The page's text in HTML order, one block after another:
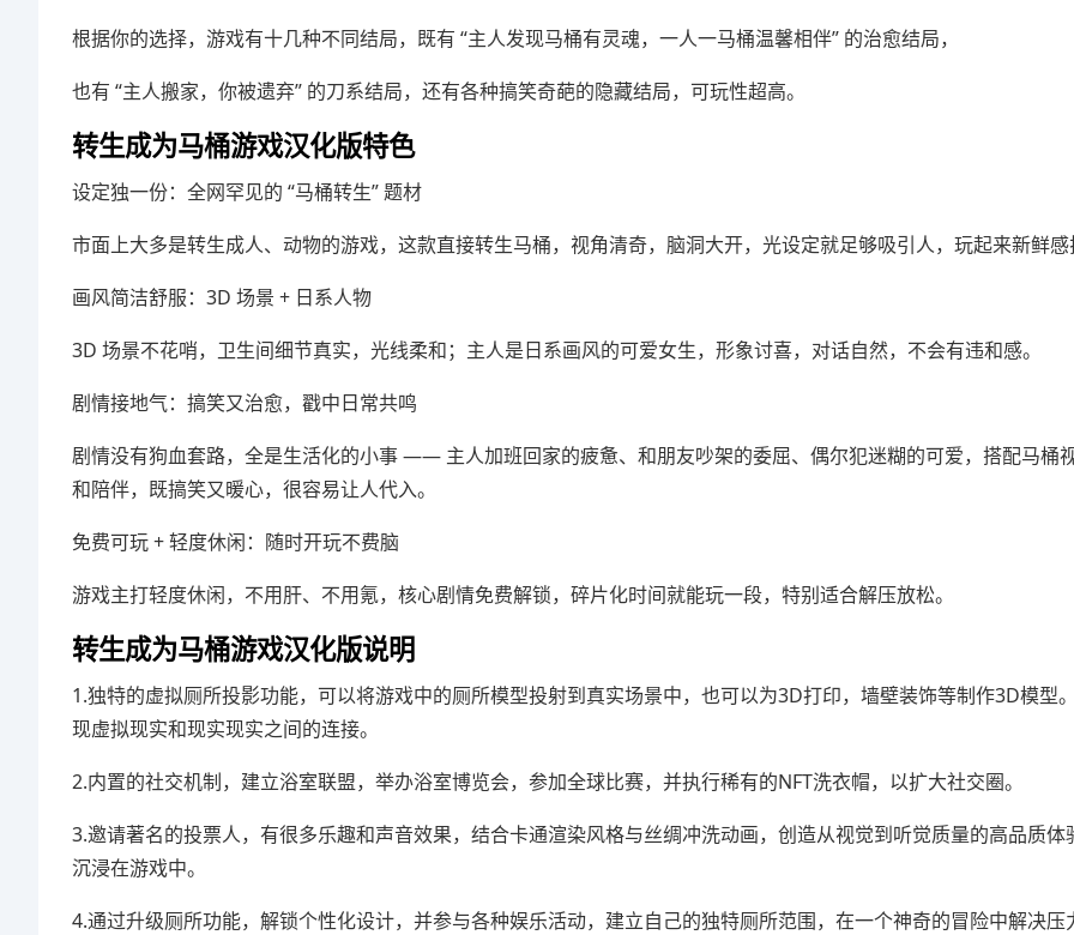
根据你的选择，游戏有十几种不同结局，既有 “主人发现马桶有灵魂，一人一马桶温馨相伴” 的治愈结局，
也有 “主人搬家，你被遗弃” 的刀系结局，还有各种搞笑奇葩的隐藏结局，可玩性超高。
转生成为马桶游戏汉化版特色
设定独一份：全网罕见的 “马桶转生” 题材
市面上大多是转生成人、动物的游戏，这款直接转生马桶，视角清奇，脑洞大开，光设定就足够吸引人，玩起来新鲜
画风简洁舒服：3D 场景 + 日系人物
3D 场景不花哨，卫生间细节真实，光线柔和；主人是日系画风的可爱女生，形象讨喜，对话自然，不会有违和感。
剧情接地气：搞笑又治愈，戳中日常共鸣
剧情没有狗血套路，全是生活化的小事 —— 主人加班回家的疲惫、和朋友吵架的委屈、偶尔犯迷糊的可爱，搭配马桶
和陪伴，既搞笑又暖心，很容易让人代入。
免费可玩 + 轻度休闲：随时开玩不费脑
游戏主打轻度休闲，不用肝、不用氪，核心剧情免费解锁，碎片化时间就能玩一段，特别适合解压放松。
转生成为马桶游戏汉化版说明
1.独特的虚拟厕所投影功能，可以将游戏中的厕所模型投射到真实场景中，也可以为3D打印，墙壁装饰等制作3D模型
现虚拟现实和现实现实之间的连接。
2.内置的社交机制，建立浴室联盟，举办浴室博览会，参加全球比赛，并执行稀有的NFT洗衣帽，以扩大社交圈。
3.邀请著名的投票人，有很多乐趣和声音效果，结合卡通渲染风格与丝绸冲洗动画，创造从视觉到听觉质量的高品质体
沉浸在游戏中。
4.通过升级厕所功能，解锁个性化设计，并参与各种娱乐活动，建立自己的独特厕所范围，在一个神奇的冒险中解决压